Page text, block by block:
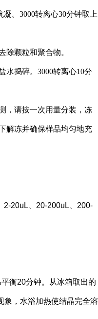
。3000转离心30分钟取上
除颗粒和聚合物。
水捣碎。3000转离心10分
，请按一次用量分装，冻
解冻并确保样品均匀地充
2-20uL、20-200uL、200-
衡20分钟。从冰箱取出的
象，水浴加热使结晶完全溶